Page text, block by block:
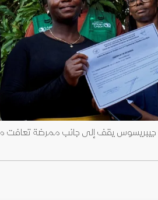
جيبريسوس يقف إلى جانب ممرضة تعافت